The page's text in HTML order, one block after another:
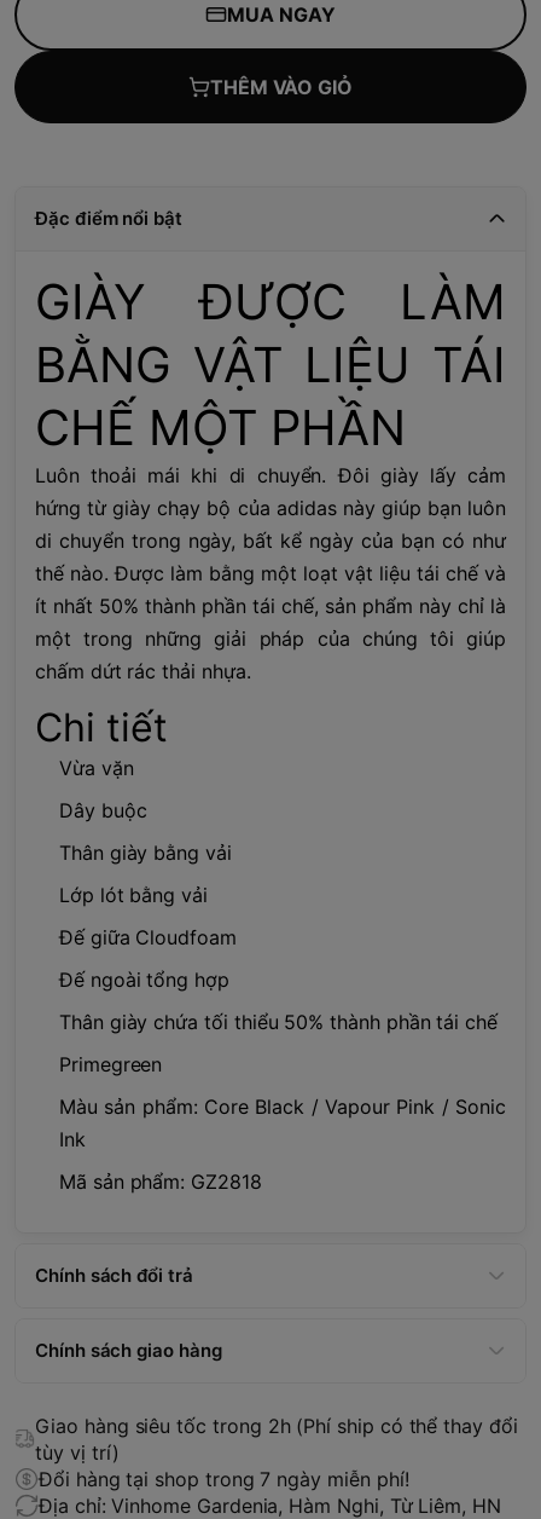
MUA NGAY
THÊM VÀO GIỎ
Đặc điểm nổi bật
GIÀY ĐƯỢC LÀM
BẰNG VẬT LIỆU TÁI
CHẾ MỘT PHẦN
Luôn thoải mái khi di chuyển. Đôi giày lấy cảm
hứng từ giày chạy bộ của adidas này giúp bạn luôn
di chuyển trong ngày, bất kể ngày của bạn có như
thế nào. Được làm bằng một loạt vật liệu tái chế và
ít nhất 50% thành phần tái chế, sản phẩm này chỉ là
một trong những giải pháp của chúng tôi giúp
chấm dứt rác thải nhựa.
Chi tiết
Vừa vặn
Dây buộc
Thân giày bằng vải
Lớp lót bằng vải
Đế giữa Cloudfoam
Đế ngoài tổng hợp
Thân giày chứa tối thiểu 50% thành phần tái chế
Primegreen
Màu sản phẩm: Core Black / Vapour Pink / Sonic
Ink
Mã sản phẩm: GZ2818
Chính sách đổi trả
Chính sách giao hàng
Giao hàng siêu tốc trong 2h (Phí ship có thể thay đổi
tùy vị trí)
Đổi hàng tại shop trong 7 ngày miễn phí!
Địa chỉ: Vinhome Gardenia, Hàm Nghi, Từ Liêm, HN